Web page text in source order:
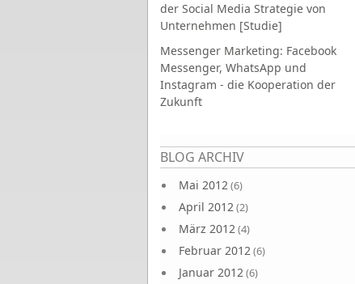
der Social Media Strategie von
Unternehmen [Studie]
Messenger Marketing: Facebook
Messenger, WhatsApp und
Instagram - die Kooperation der
Zukunft
BLOG ARCHIV
Mai 2012(6)
April 2012(2)
März 2012(4)
Februar 2012(6)
Januar 2012(6)
Seiten